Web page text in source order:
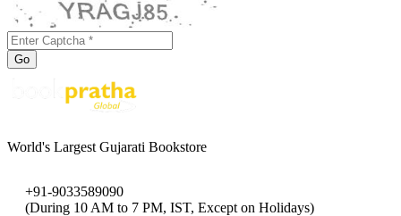
Go
World's Largest Gujarati Bookstore
+91-9033589090
(During 10 AM to 7 PM, IST, Except on Holidays)